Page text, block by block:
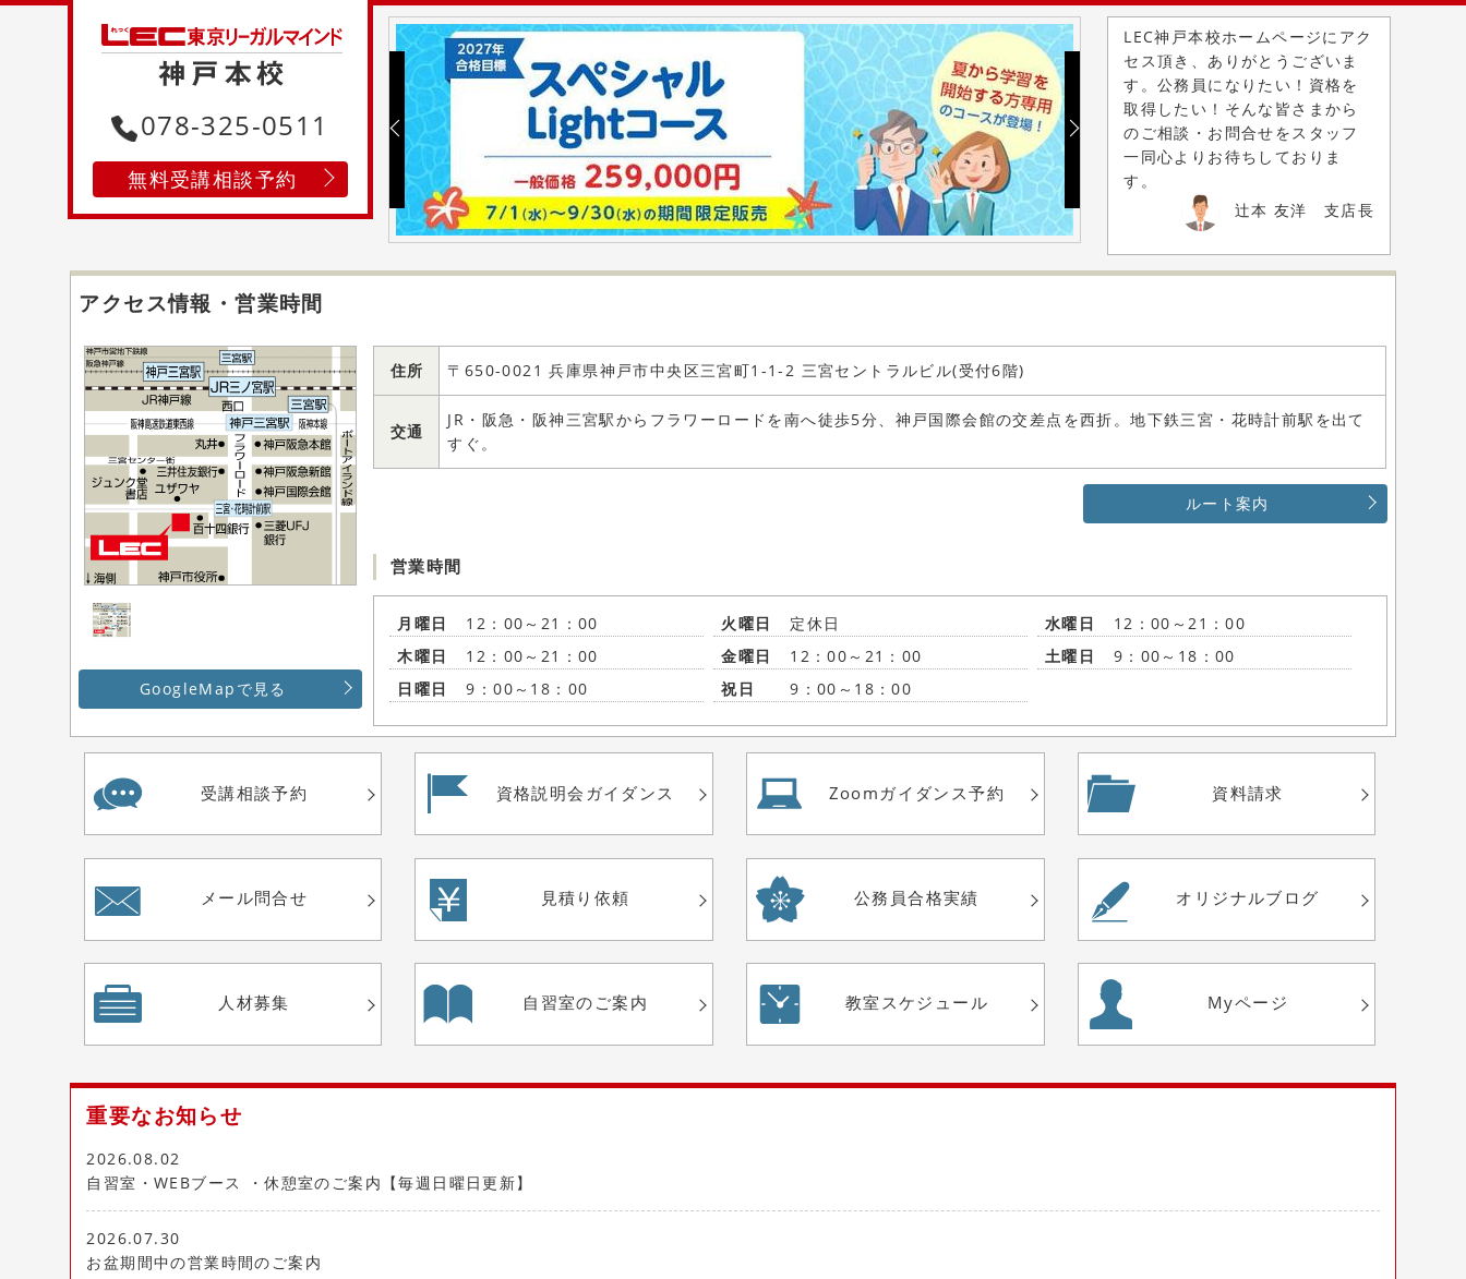
078-325-0511
無料受講相談予約
LEC神戸本校ホームページにアク
セス頂き、ありがとうございま
す。公務員になりたい！資格を
取得したい！そんな皆さまから
のご相談・お問合せをスタッフ
一同心よりお待ちしておりま
す。
辻本 友洋 支店長
アクセス情報・営業時間
GoogleMapで見る
住所 〒650-0021 兵庫県神戸市中央区三宮町1-1-2 三宮セントラルビル(受付6階)
交通
JR・阪急・阪神三宮駅からフラワーロードを南へ徒歩5分、神戸国際会館の交差点を西折。地下鉄三宮・花時計前駅を出て
すぐ。
ルート案内
営業時間
月曜日 12：00～21：00 火曜日 定休日 水曜日
12：00～21：00
木曜日
12：00～21：00 金曜日 12：00～21：00 土曜日
9：00～18：00
日曜日
9：00～18：00 祝日 9：00～18：00
受講相談予約 資格説明会 ガイダンス Zoomガイダンス予約 資料請求
メール問合せ 見積り依頼 公務員合格実績 オリジナルブログ
人材募集 自習室のご案内 教室スケジュール Myページ
重要なお知らせ
2026.08.02
自習室・WEBブース ・休憩室のご案内【毎週日曜日更新】
2026.07.30
お盆期間中の営業時間のご案内